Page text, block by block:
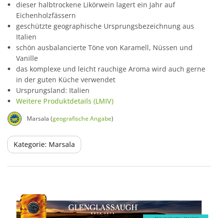
dieser halbtrockene Likörwein lagert ein Jahr auf
Eichenholzfässern
geschützte geographische Ursprungsbezeichnung aus
Italien
schön ausbalancierte Töne von Karamell, Nüssen und
Vanille
das komplexe und leicht rauchige Aroma wird auch gerne
in der guten Küche verwendet
Ursprungsland: Italien
Weitere Produktdetails (LMIV)
Marsala (geografische Angabe)
Kategorie: Marsala